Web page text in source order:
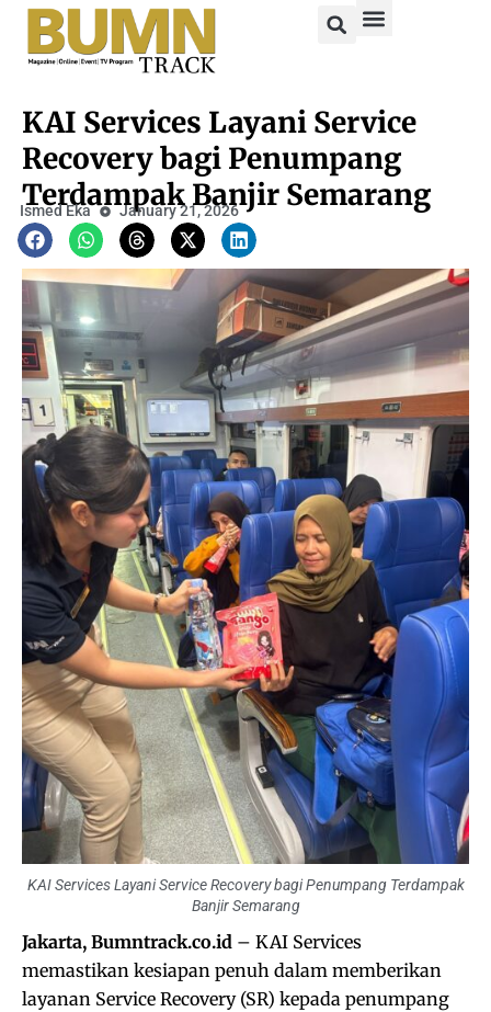
KAI Services Layani Service
Recovery bagi Penumpang
Terdampak Banjir Semarang
Ismed Eka January 21, 2026
KAI Services Layani Service Recovery bagi Penumpang Terdampak
Banjir Semarang
Jakarta, Bumntrack.co.id – KAI Services
memastikan kesiapan penuh dalam memberikan
layanan Service Recovery (SR) kepada penumpang